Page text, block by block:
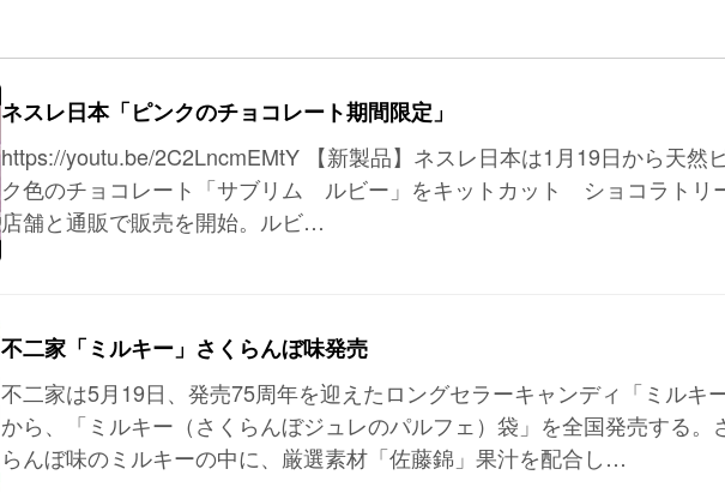
ネスレ日本「ピンクのチョコレート期間限定」
https://youtu.be/2C2LncmEMtY 【新製品】ネスレ日本は1月19日から天然
ク色のチョコレート「サブリム ルビー」をキットカット ショコラトリ
店舗と通販で販売を開始。ルビ…
不二家「ミルキー」さくらんぼ味発売
不二家は5月19日、発売75周年を迎えたロングセラーキャンディ「ミルキー
から、「ミルキー（さくらんぼジュレのパルフェ）袋」を全国発売する。
らんぼ味のミルキーの中に、厳選素材「佐藤錦」果汁を配合し…